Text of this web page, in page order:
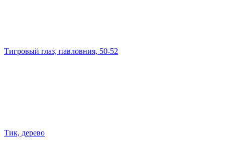
Тигровый глаз, павловния, 50-52
Тик, дерево